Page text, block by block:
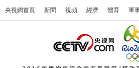
央視網首頁 新聞 視頻 經濟 體育 軍